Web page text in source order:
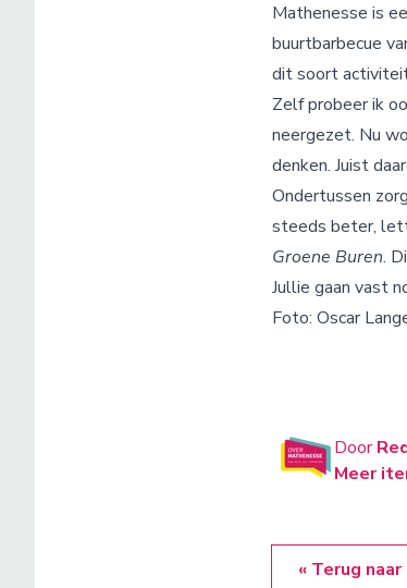
Mathenesse is
buurtbarbecue
dit soort
Zelf probeer ik
neergezet. Nu
denken. Juist
Ondertussen
steeds beter,
Groene Buren.
Jullie gaan vast
Foto: Oscar
Door
Meer
« Terug